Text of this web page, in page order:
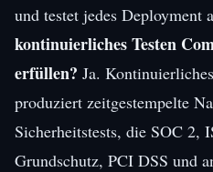
und testet jedes Deployment
kontinuierliches Testen
erfüllen? Ja.
produziert zeitgestempelte
Sicherheitstests, die SOC 2,
Grundschutz, PCI DSS und